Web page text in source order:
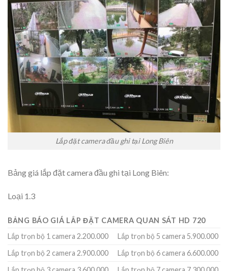
Lắp đặt camera đầu ghi tại Long Biên
Bảng giá lắp đặt camera đầu ghi tại Long Biên:
Loại 1.3
BẢNG BÁO GIÁ LẮP ĐẶT CAMERA QUAN SÁT HD 720
Lắp trọn bộ 1 camera 2.200.000
Lắp trọn bộ 5 camera 5.900.000
Lắp trọn bộ 2 camera 2.900.000
Lắp trọn bộ 6 camera 6.600.000